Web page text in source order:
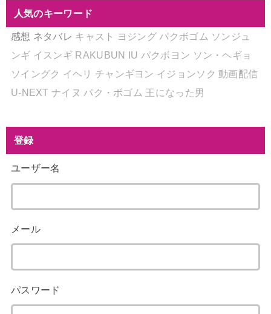
人気のキーワード
感想 ネタバレ キャスト ヨジング パクボゴム ソンジュ
ンギ イスンギ RAKUBUN IU パクボヨン ソン・ヘギョ
ソイングク イヘリ チャンギヨン イジョンソク 動画配信
U-NEXT ナイヌ パク・ボゴム 王になった男
登録
ユーザー名
メール
パスワード